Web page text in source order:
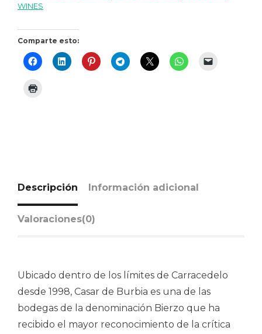
WINES
Comparte esto:
Descripción Información adicional
Valoraciones(0)
Ubicado dentro de los límites de Carracedelo
desde 1998, Casar de Burbia es una de las
bodegas de la denominación Bierzo que ha
recibido el mayor reconocimiento de la crítica